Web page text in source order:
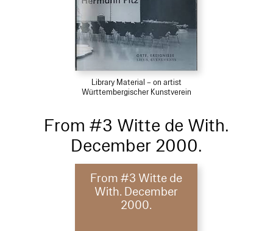
Library Material – on artist
Württembergischer Kunstverein
From #3 Witte de With.
December 2000.
From #3 Witte de
With. December
2000.